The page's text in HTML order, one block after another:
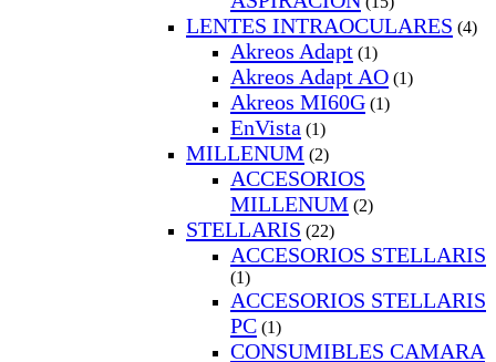
LENTES INTRAOCULARES (4)
Akreos Adapt (1)
Akreos Adapt AO (1)
Akreos MI60G (1)
EnVista (1)
MILLENUM (2)
ACCESORIOS
MILLENUM (2)
STELLARIS (22)
ACCESORIOS STELLARIS
(1)
ACCESORIOS STELLARIS
PC (1)
CONSUMIBLES CAMARA